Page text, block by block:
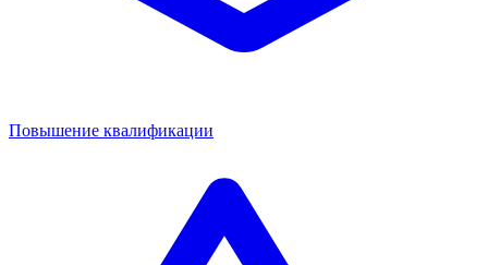
Повышение квалификации